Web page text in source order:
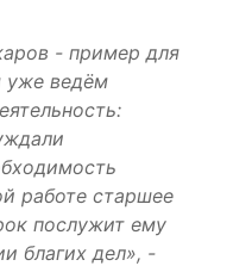
- пример для
уже ведём
работе старшее
послужит ему
благих дел», -